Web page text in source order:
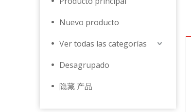
Nuevo producto
Ver todas las categorías
Desagrupado
隐藏 产品